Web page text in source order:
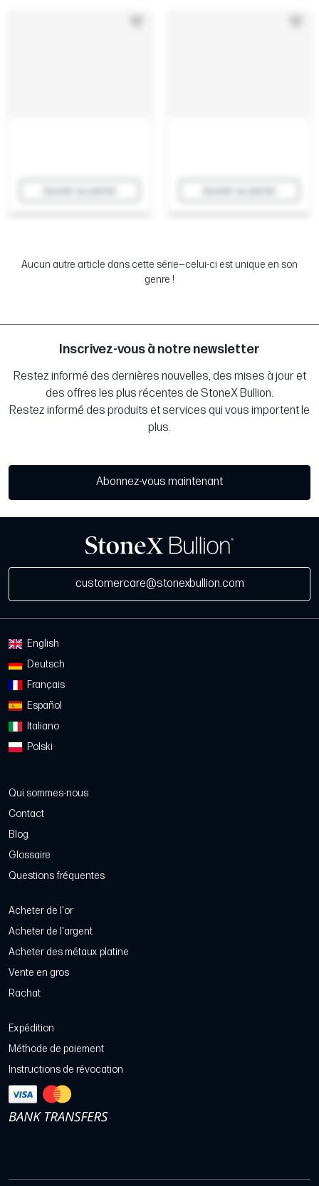
Aucun autre article dans cette série—celui-ci est unique en son
genre !
Inscrivez-vous à notre newsletter
Restez informé des dernières nouvelles, des mises à jour et
des offres les plus récentes de StoneX Bullion.
Restez informé des produits et services qui vous importent le
plus.
Abonnez-vous maintenant
customercare@stonexbullion.com
English
Deutsch
Français
Español
Italiano
Polski
Qui sommes-nous
Contact
Blog
Glossaire
Questions fréquentes
Acheter de l'or
Acheter de l'argent
Acheter des métaux platine
Vente en gros
Rachat
Expédition
Méthode de paiement
Instructions de révocation